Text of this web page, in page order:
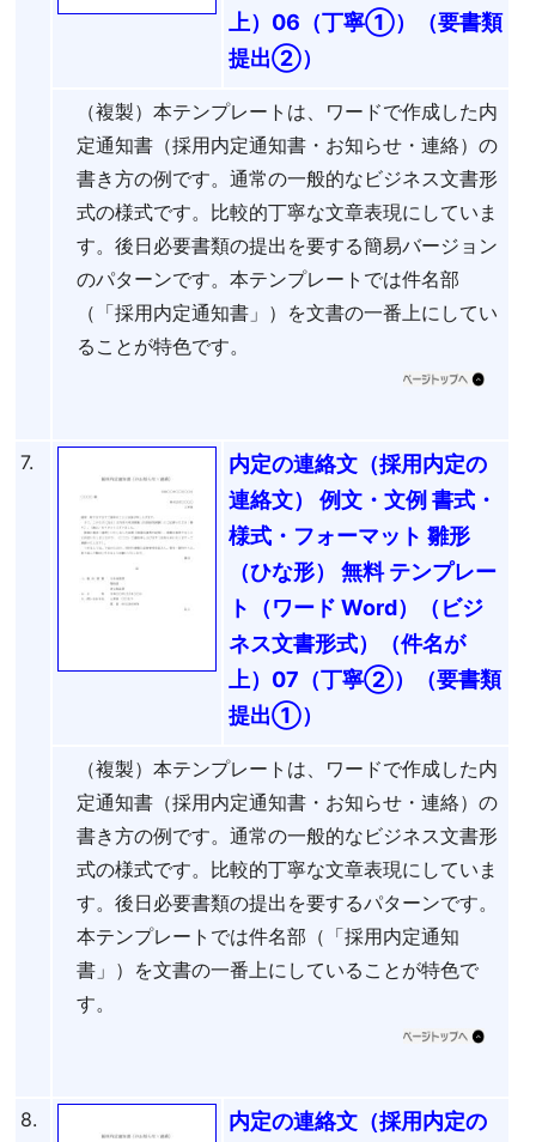
上）06（丁寧①）（要書類
提出②）
（複製）本テンプレートは、ワードで作成した内
定通知書（採用内定通知書・お知らせ・連絡）の
書き方の例です。通常の一般的なビジネス文書形
式の様式です。比較的丁寧な文章表現にしていま
す。後日必要書類の提出を要する簡易バージョン
のパターンです。本テンプレートでは件名部
（「採用内定通知書」）を文書の一番上にしてい
ることが特色です。
7.
内定の連絡文（採用内定の
連絡文） 例文・文例 書式・
様式・フォーマット 雛形
（ひな形） 無料 テンプレー
ト（ワード Word）（ビジ
ネス文書形式）（件名が
上）07（丁寧②）（要書類
提出①）
（複製）本テンプレートは、ワードで作成した内
定通知書（採用内定通知書・お知らせ・連絡）の
書き方の例です。通常の一般的なビジネス文書形
式の様式です。比較的丁寧な文章表現にしていま
す。後日必要書類の提出を要するパターンです。
本テンプレートでは件名部（「採用内定通知
書」）を文書の一番上にしていることが特色で
す。
8.
内定の連絡文（採用内定の